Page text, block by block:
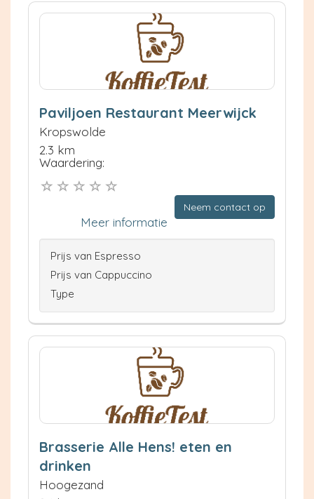
Paviljoen Restaurant Meerwijck
Kropswolde
2.3 km
Waardering:
Neem contact op
Meer informatie
Prijs van Espresso
Prijs van Cappuccino
Type
Brasserie Alle Hens! eten en
drinken
Hoogezand